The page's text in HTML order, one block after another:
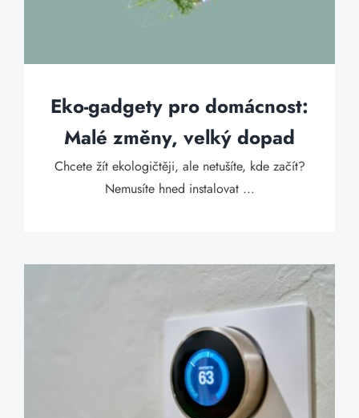
Eko-gadgety pro domácnost:
Malé změny, velký dopad
Chcete žít ekologičtěji, ale netušíte, kde začít?
Nemusíte hned instalovat ...